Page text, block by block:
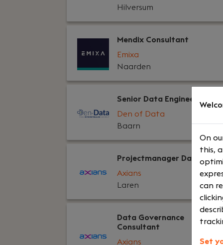
Hilversum
Mendix Consultant
Emixa
Naarden
Senior Data Engineer
Den of Data
Baarn
Projectmanager Data & AI
Axians
Laren
Data Governance
Consultant
Axians
On
this,
can
Set